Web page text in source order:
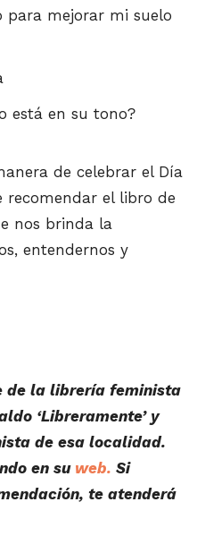
para mejorar mi suelo
está en su tono?
de celebrar el Día
recomendar el libro de
nos brinda la
entendernos y
de la librería feminista
‘Libreramente’ y
de esa localidad.
en suweb. Si
te atenderá